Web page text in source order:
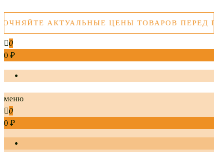
АКТУАЛЬНЫЕ ЦЕНЫ ТОВАРОВ ПЕРЕД
0
0 ₽
меню
0
0 ₽